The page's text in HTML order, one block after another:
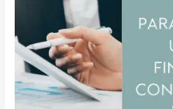
un
ritmo
financiero
y
confianza